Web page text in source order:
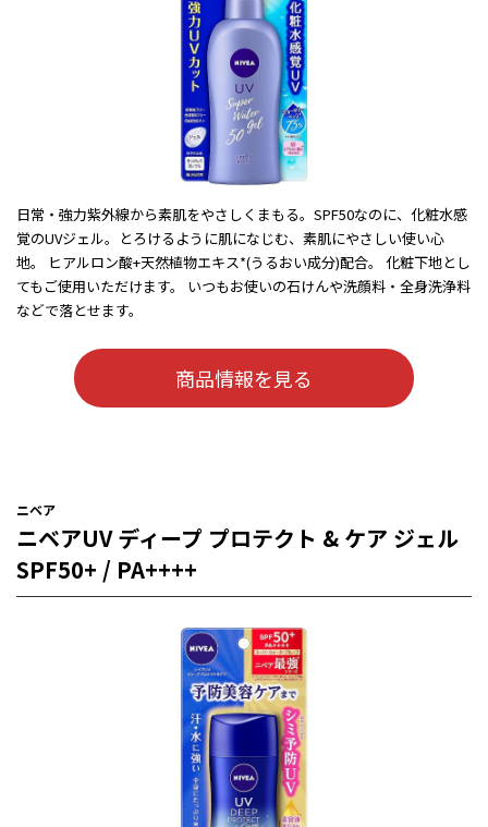
日常・強力紫外線から素肌をやさしくまもる。SPF50なのに、化粧水感
覚のUVジェル。とろけるように肌になじむ、素肌にやさしい使い心
地。 ヒアルロン酸+天然植物エキス*(うるおい成分)配合。 化粧下地とし
てもご使用いただけます。 いつもお使いの石けんや洗顔料・全身洗浄料
などで落とせます。
商品情報を見る
ニベア
ニベアUV ディープ プロテクト & ケア ジェル
SPF50+ / PA++++